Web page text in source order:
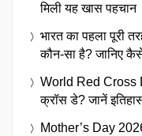
मिली यह खास पहचान
भारत का पहला पूरी
कौन-सा है? जानिए
World Red Cross
क्रॉस डे? जानें
Mother’s Day